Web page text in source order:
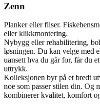
Zenn
Planker eller fliser.
eller klikkmontering.
Nybygg eller rehabilitering,
løsningen. Du kan velge med
uansett hva du går for, får du
uttrykk.
Kolleksjonen byr på et bredt
noe som passer stilen din. Og
kombinerer kvalitet, komfort